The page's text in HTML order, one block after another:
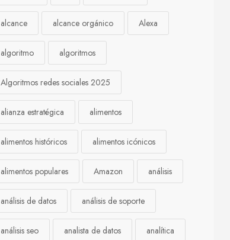
alcance alcance orgánico Alexa
algoritmo algoritmos
Algoritmos redes sociales 2025
alianza estratégica alimentos
alimentos históricos alimentos icónicos
alimentos populares Amazon análisis
análisis de datos análisis de soporte
análisis seo analista de datos analítica